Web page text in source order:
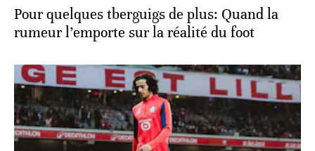
Pour quelques tberguigs de plus: Quand la
rumeur l’emporte sur la réalité du foot